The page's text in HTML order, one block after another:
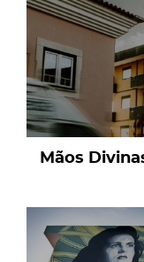
Mãos
page